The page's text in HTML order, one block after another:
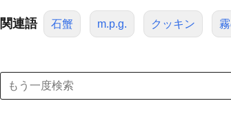
関連語 石蟹 m.p.g. クッキン